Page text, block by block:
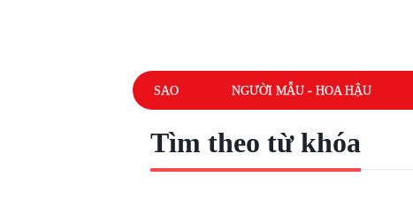
SAO NGƯỜI MẪU - HOA HẬU
Tìm theo từ khóa